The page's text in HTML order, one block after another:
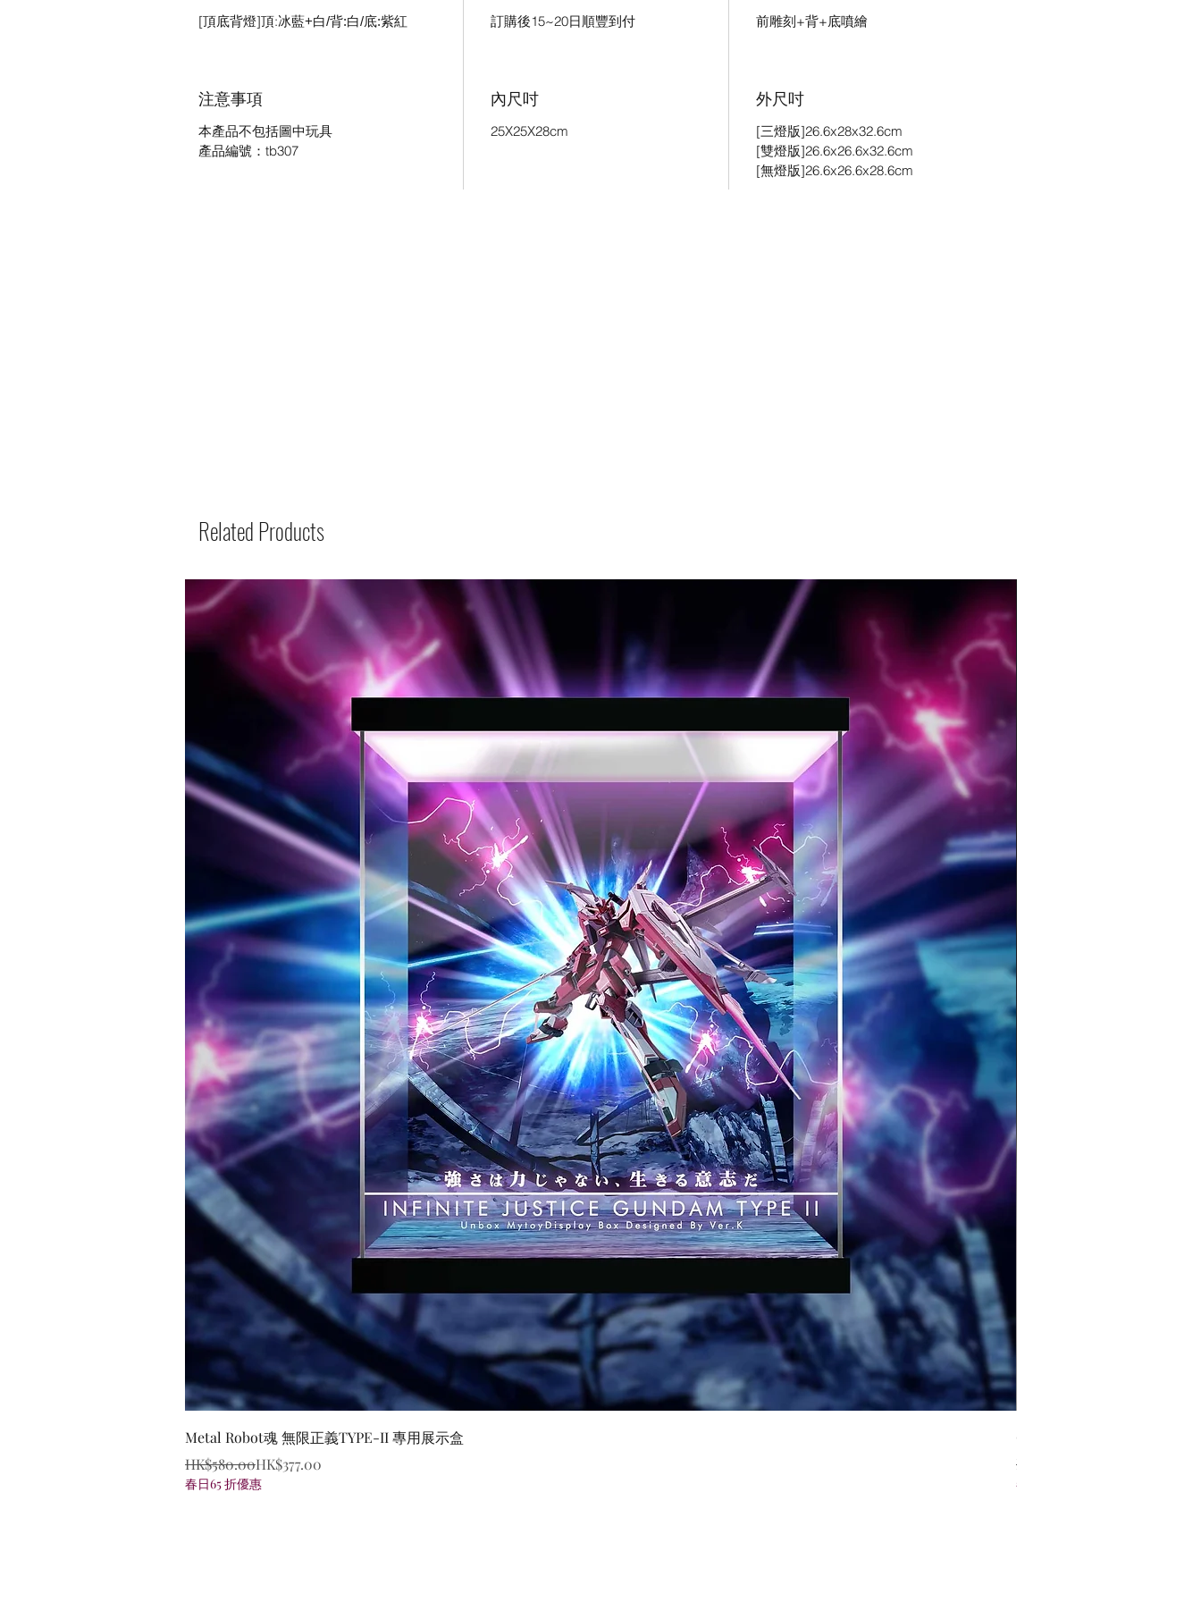
[頂底背燈]頂:冰藍+白/背:白/底:紫紅 訂購後15~20日順豐到付 前雕刻+背+底噴繪
注意事項
本產品不包括圖中玩具
產品編號：tb307
內尺吋
25X25X28cm
外尺吋
[三燈版]26.6x28x32.6cm
[雙燈版]26.6x26.6x32.6cm
[無燈版]26.6x26.6x28.6cm
Related Products
Metal Robot魂 無限正義TYPE-II 專用展示盒
Regular Price
HK$580.00
Sale Price HK$377.00
春日65 折優惠
Gundam GUNDAM RG RX-
Regular Price
HK$199.00
Sale Price
春日65 折優惠